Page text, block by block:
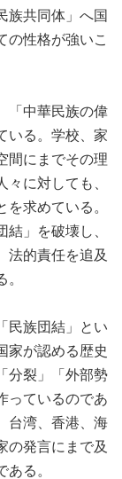
族共同体」へ国
の性格が強いこ
「中華民族の偉
いる。学校、家
間にまでその理
に対しても、
求めている。
」を破壊し、
法的責任を追及
民族団結」とい
家が認める歴史
分裂」「外部勢
っているのであ
台湾、香港、海
の発言にまで及
る。